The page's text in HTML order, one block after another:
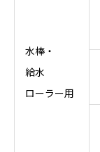
水棒・
給水
ローラー用